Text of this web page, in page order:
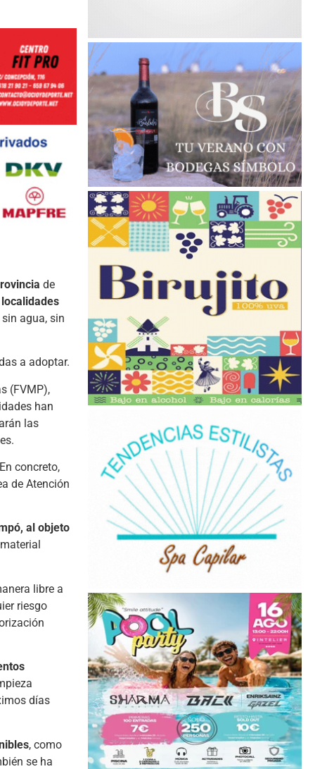
de
agua, sin
a adoptar.
(FVMP),
han
las
concreto,
de Atención
al objeto
libre a
riesgo
días
, como
se ha